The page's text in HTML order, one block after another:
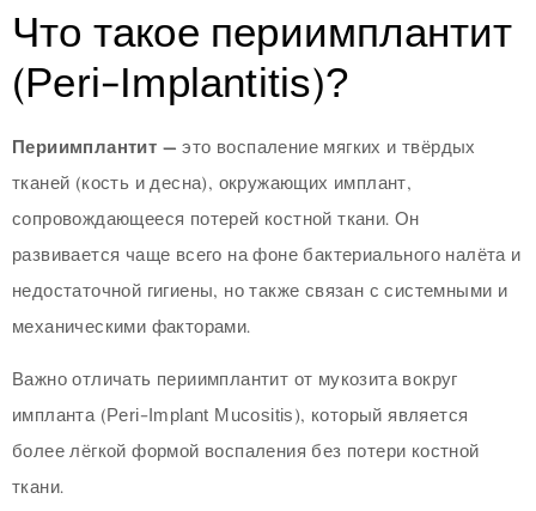
Что такое периимплантит
(Peri-Implantitis)?
Периимплантит — это воспаление мягких и твёрдых
тканей (кость и десна), окружающих имплант,
сопровождающееся потерей костной ткани. Он
развивается чаще всего на фоне бактериального налёта и
недостаточной гигиены, но также связан с системными и
механическими факторами.
Важно отличать периимплантит от мукозита вокруг
импланта (Peri-Implant Mucositis), который является
более лёгкой формой воспаления без потери костной
ткани.